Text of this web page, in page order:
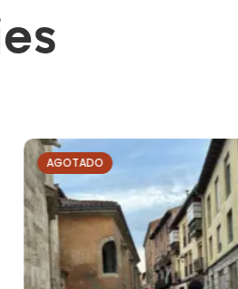
AGOTADO